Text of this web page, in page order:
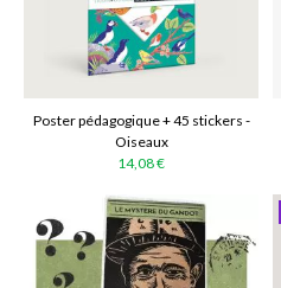
Poster pédagogique + 45 stickers -
Oiseaux
14,08 €